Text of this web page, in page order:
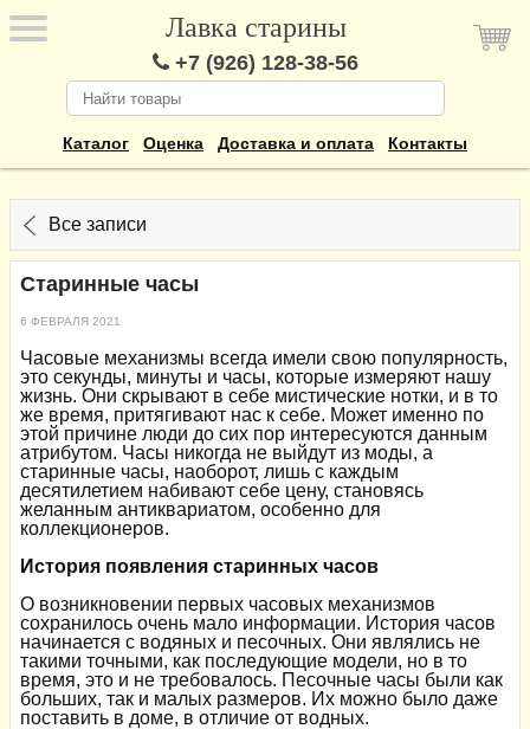
Лавка старины
+7 (926) 128-38-56
Каталог Оценка Доставка и оплата Контакты
Все записи
Старинные часы
6 ФЕВРАЛЯ 2021
Часовые механизмы всегда имели свою популярность,
это секунды, минуты и часы, которые измеряют нашу
жизнь. Они скрывают в себе мистические нотки, и в то
же время, притягивают нас к себе. Может именно по
этой причине люди до сих пор интересуются данным
атрибутом. Часы никогда не выйдут из моды, а
старинные часы, наоборот, лишь с каждым
десятилетием набивают себе цену, становясь
желанным антиквариатом, особенно для
коллекционеров.
История появления старинных часов
О возникновении первых часовых механизмов
сохранилось очень мало информации. История часов
начинается с водяных и песочных. Они являлись не
такими точными, как последующие модели, но в то
время, это и не требовалось. Песочные часы были как
больших, так и малых размеров. Их можно было даже
поставить в доме, в отличие от водных.